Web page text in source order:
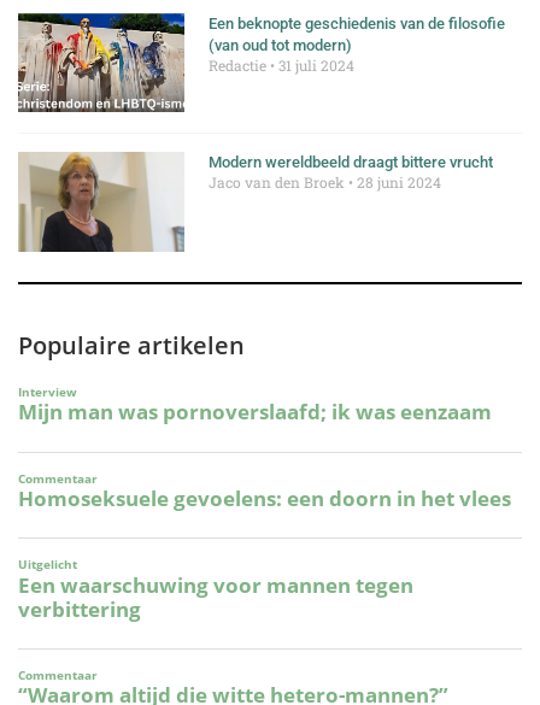
Een beknopte geschiedenis van de filosofie
(van oud tot modern)
Redactie 31 juli 2024
Modern wereldbeeld draagt bittere vrucht
Jaco van den Broek 28 juni 2024
Populaire artikelen